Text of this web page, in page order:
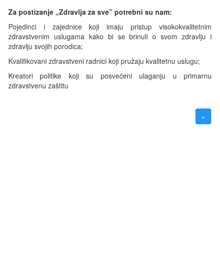
Za postizanje „Zdravlja za sve” potrebni su nam:
Pojedinci i zajednice koji imaju pristup visokokvalitetnim
zdravstvenim uslugama kako bi se brinuli o svom zdravlju i
zdravlju svojih porodica;
Kvalifikovani zdravstveni radnici koji pružaju kvalitetnu uslugu;
Kreatori politike koji su posvećeni ulaganju u primarnu
zdravstvenu zaštitu
«